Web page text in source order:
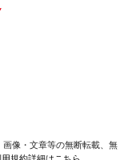
像・文章等の無断転載、無